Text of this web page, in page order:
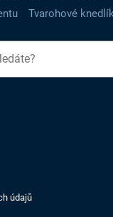
Tvarohové
údajů